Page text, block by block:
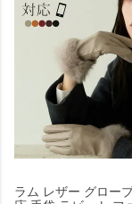
ラム レザー グロー